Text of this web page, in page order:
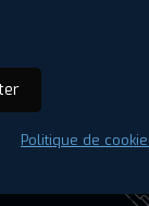
Politique de